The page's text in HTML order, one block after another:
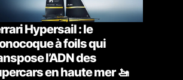
Hypersail : le
à foils qui
l’ADN des
en haute mer 🚤